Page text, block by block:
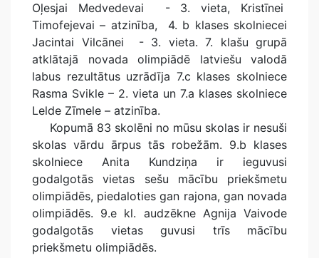
Oļesjai Medvedevai - 3. vieta, Kristīnei
Timofejevai – atzinība, 4. b klases skolniecei
Jacintai Vilcānei - 3. vieta. 7. klašu grupā
atklātajā novada olimpiādē latviešu valodā
labus rezultātus uzrādīja 7.c klases skolniece
Rasma Svikle – 2. vieta un 7.a klases skolniece
Lelde Zīmele – atzinība.
Kopumā 83 skolēni no mūsu skolas ir nesuši
skolas vārdu ārpus tās robežām. 9.b klases
skolniece Anita Kundziņa ir ieguvusi
godalgotās vietas sešu mācību priekšmetu
olimpiādēs, piedaloties gan rajona, gan novada
olimpiādēs. 9.e kl. audzēkne Agnija Vaivode
godalgotās vietas guvusi trīs mācību
priekšmetu olimpiādēs.